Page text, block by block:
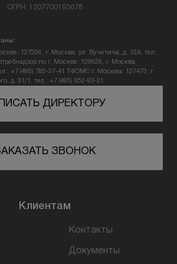
17 54
д. 106
ОГРН: 1207700193678
127206, г. Москва, ул. Вучетича, д. 12А, тел.:
по г. Москве: 129626, г. Москва,
+7 (495) 785-37-41
ТФОМС г. Москвы: 127473, г.
д. 31/1, тел.: +7 (495) 952-93-21
ДИРЕКТОРУ
ЗВОНОК
Клиентам
Контакты
Документы